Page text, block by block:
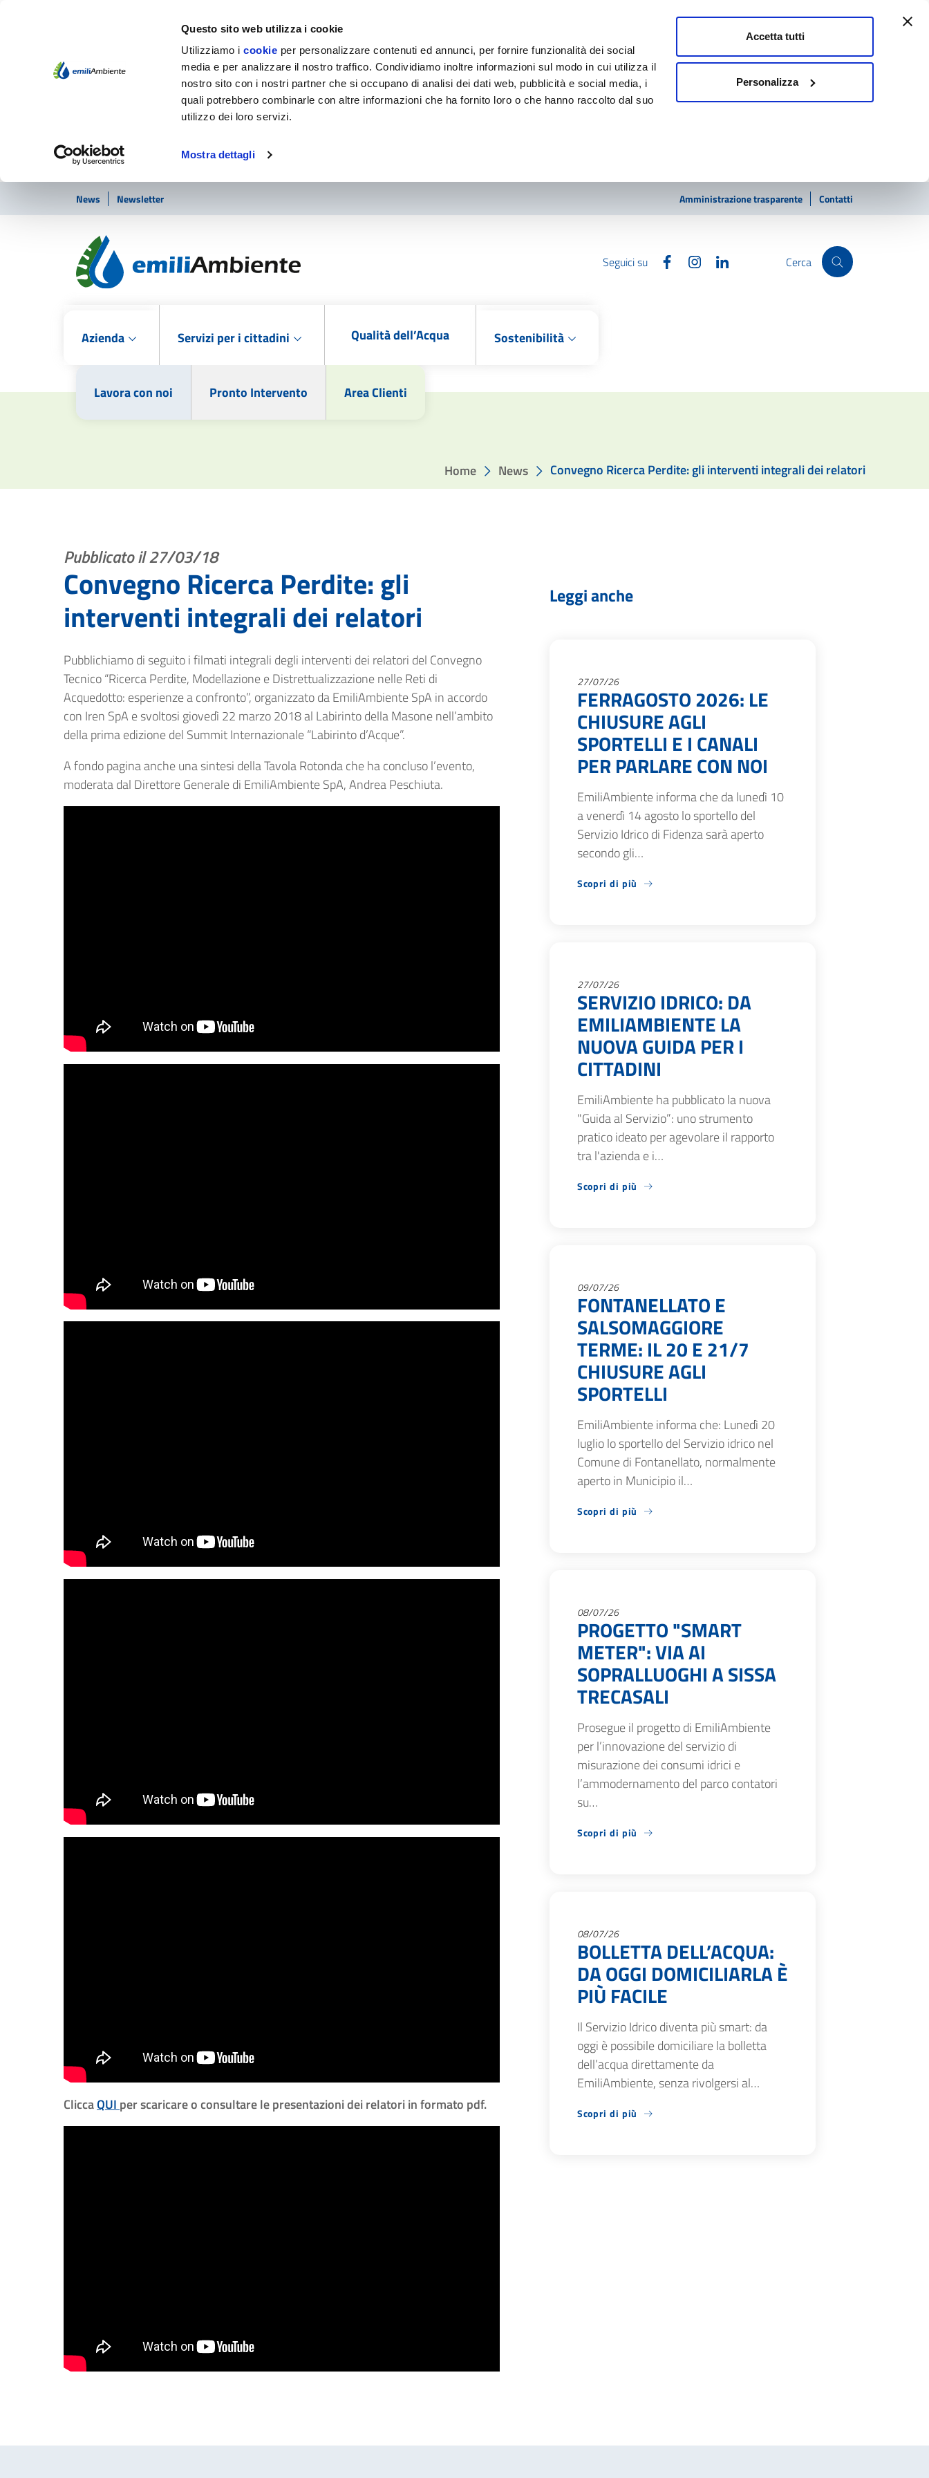
Questo sito web utilizza i cookie
Utilizziamo icookie per personalizzare contenuti ed annunci, per fornire funzionalità dei social
media e per analizzare il nostro traffico. Condividiamo inoltre informazioni sul modo in cui utilizza il
nostro sito con i nostri partner che si occupano di analisi dei dati web, pubblicità e social media, i
quali potrebbero combinarle con altre informazioni che ha fornito loro o che hanno raccolto dal suo
utilizzo dei loro servizi.
Mostra dettagli
Accetta tutti
Personalizza
News Newsletter Amministrazione trasparente Contatti
Seguici su FacebookInstagram Cerca
Azienda Servizi per i cittadini Qualità dell’Acqua Sostenibilità
Lavora con noi Pronto Intervento Area Clienti
Home News Convegno Ricerca Perdite: gli interventi integrali dei relatori
Pubblicato il 27/03/18
Convegno Ricerca Perdite: gli
interventi integrali dei relatori
Pubblichiamo di seguito i filmati integrali degli interventi dei relatori del Convegno
Tecnico “Ricerca Perdite, Modellazione e Distrettualizzazione nelle Reti di
Acquedotto: esperienze a confronto”, organizzato da EmiliAmbiente SpA in accordo
con Iren SpA e svoltosi giovedì 22 marzo 2018 al Labirinto della Masone nell’ambito
della prima edizione del Summit Internazionale “Labirinto d’Acque”.
A fondo pagina anche una sintesi della Tavola Rotonda che ha concluso l’evento,
moderata dal Direttore Generale di EmiliAmbiente SpA, Andrea Peschiuta.
CliccaQUI per scaricare o consultare le presentazioni dei relatori in formato pdf.
Leggi anche
27/07/26
FERRAGOSTO 2026: LE
CHIUSURE AGLI
SPORTELLI E I CANALI
PER PARLARE CON NOI
EmiliAmbiente informa che da lunedì 10
a venerdì 14 agosto lo sportello del
Servizio Idrico di Fidenza sarà aperto
secondo gli…
Scopri di più
27/07/26
SERVIZIO IDRICO: DA
EMILIAMBIENTE LA
NUOVA GUIDA PER I
CITTADINI
EmiliAmbiente ha pubblicato la nuova
"Guida al Servizio”: uno strumento
pratico ideato per agevolare il rapporto
tra l'azienda e i…
Scopri di più
09/07/26
FONTANELLATO E
SALSOMAGGIORE
TERME: IL 20 E 21/7
CHIUSURE AGLI
SPORTELLI
EmiliAmbiente informa che: Lunedì 20
luglio lo sportello del Servizio idrico nel
Comune di Fontanellato, normalmente
aperto in Municipio il…
Scopri di più
08/07/26
PROGETTO "SMART
METER": VIA AI
SOPRALLUOGHI A SISSA
TRECASALI
Prosegue il progetto di EmiliAmbiente
per l’innovazione del servizio di
misurazione dei consumi idrici e
l’ammodernamento del parco contatori
su…
Scopri di più
08/07/26
BOLLETTA DELL’ACQUA:
DA OGGI DOMICILIARLA È
PIÙ FACILE
Il Servizio Idrico diventa più smart: da
oggi è possibile domiciliare la bolletta
dell’acqua direttamente da
EmiliAmbiente, senza rivolgersi al…
Scopri di più